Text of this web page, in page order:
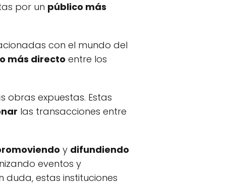
por un público más
con el mundo del
más directo entre los
obras expuestas. Estas
las transacciones entre
y difundiendo
eventos y
estas instituciones